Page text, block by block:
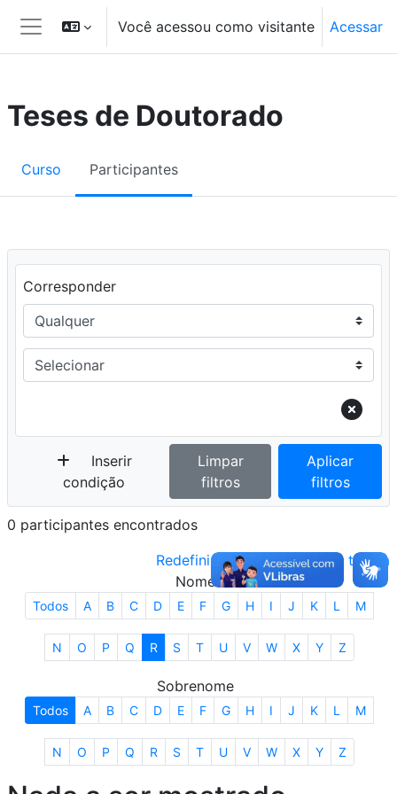
Ir para o conteúdo principal
Painel lateral
Você acessou como visitante Acessar
Teses de Doutorado
Curso Participantes
Filtro 1
Corresponder
Tipo do filtro
Inserir
condição
Limpar
filtros
Aplicar
filtros
0 participantes encontrados
Redefinir as preferências da tabela
Nome
Todos A B C D E F G H I J K L M
N O P Q R S T U V W X Y Z
Sobrenome
Todos A B C D E F G H I J K L M
N O P Q R S T U V W X Y Z